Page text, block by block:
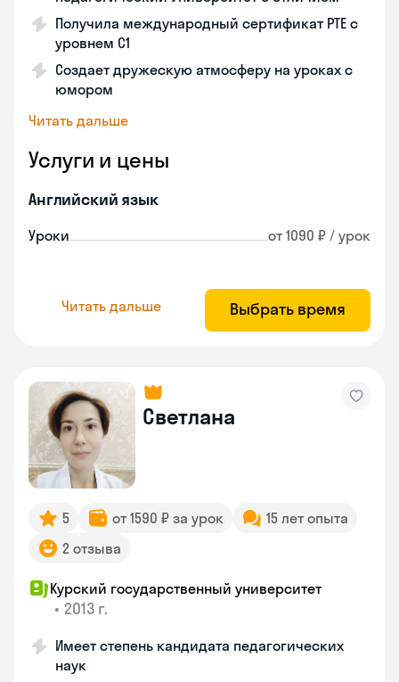
Получила международный сертификат PTE с
уровнем C1
Создает дружескую атмосферу на уроках с
юмором
Читать дальше
Услуги и цены
Английский язык
Уроки от 1090 ₽ / урок
Читать дальше Выбрать время
Светлана
5 от 1590 ₽ за урок
15 лет опыта
2 отзыва
Курский государственный университет
• 2013 г.
Имеет степень кандидата педагогических
наук